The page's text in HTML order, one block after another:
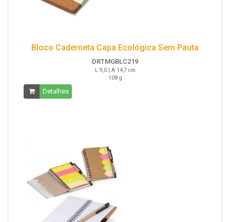
Bloco Caderneta Capa Ecológica Sem Pauta
DRTMGBLC219
L 9,0 | A 14,7 cm
108 g
Detalhes